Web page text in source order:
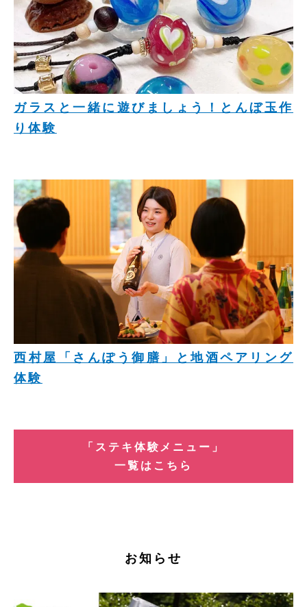
ガラスと一緒に遊びましょう！とんぼ玉作
り体験
西村屋「さんぽう御膳」と地酒ペアリング
体験
「ステキ体験メニュー」
一覧はこちら
お知らせ